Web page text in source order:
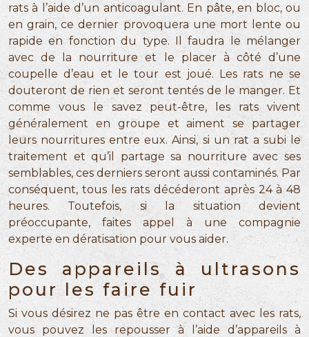
rats à l’aide d’un anticoagulant. En pâte, en bloc, ou
en grain, ce dernier provoquera une mort lente ou
rapide en fonction du type. Il faudra le mélanger
avec de la nourriture et le placer à côté d’une
coupelle d’eau et le tour est joué. Les rats ne se
douteront de rien et seront tentés de le manger. Et
comme vous le savez peut-être, les rats vivent
généralement en groupe et aiment se partager
leurs nourritures entre eux. Ainsi, si un rat a subi le
traitement et qu’il partage sa nourriture avec ses
semblables, ces derniers seront aussi contaminés. Par
conséquent, tous les rats décéderont après 24 à 48
heures. Toutefois, si la situation devient
préoccupante, faites appel à une compagnie
experte en dératisation pour vous aider.
Des appareils à ultrasons
pour les faire fuir
Si vous désirez ne pas être en contact avec les rats,
vous pouvez les repousser à l’aide d’appareils à